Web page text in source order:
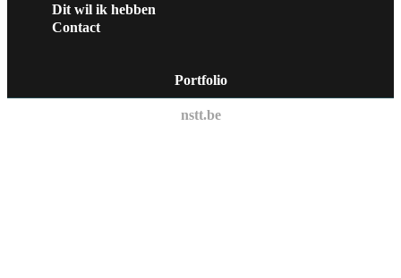
Dit wil ik hebben
Contact
Portfolio
nstt.be